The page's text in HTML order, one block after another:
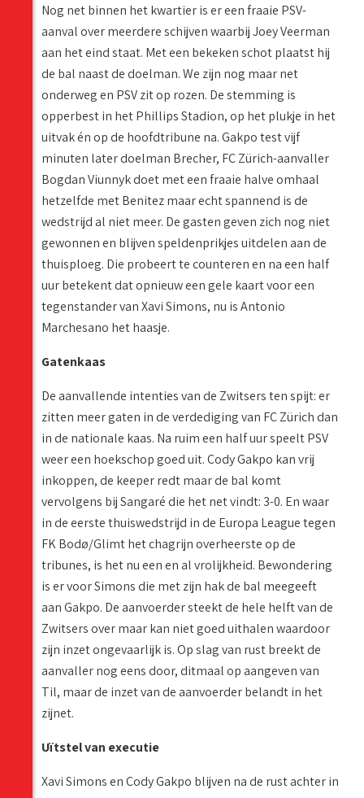
Nog net binnen het kwartier is er een fraaie PSV-
aanval over meerdere schijven waarbij Joey Veerman
aan het eind staat. Met een bekeken schot plaatst hij
de bal naast de doelman. We zijn nog maar net
onderweg en PSV zit op rozen. De stemming is
opperbest in het Phillips Stadion, op het plukje in het
uitvak én op de hoofdtribune na. Gakpo test vijf
minuten later doelman Brecher, FC Zürich-aanvaller
Bogdan Viunnyk doet met een fraaie halve omhaal
hetzelfde met Benitez maar echt spannend is de
wedstrijd al niet meer. De gasten geven zich nog niet
gewonnen en blijven speldenprikjes uitdelen aan de
thuisploeg. Die probeert te counteren en na een half
uur betekent dat opnieuw een gele kaart voor een
tegenstander van Xavi Simons, nu is Antonio
Marchesano het haasje.
Gatenkaas
De aanvallende intenties van de Zwitsers ten spijt: er
zitten meer gaten in de verdediging van FC Zürich dan
in de nationale kaas. Na ruim een half uur speelt PSV
weer een hoekschop goed uit. Cody Gakpo kan vrij
inkoppen, de keeper redt maar de bal komt
vervolgens bij Sangaré die het net vindt: 3-0. En waar
in de eerste thuiswedstrijd in de Europa League tegen
FK Bodø/Glimt het chagrijn overheerste op de
tribunes, is het nu een en al vrolijkheid. Bewondering
is er voor Simons die met zijn hak de bal meegeeft
aan Gakpo. De aanvoerder steekt de hele helft van de
Zwitsers over maar kan niet goed uithalen waardoor
zijn inzet ongevaarlijk is. Op slag van rust breekt de
aanvaller nog eens door, ditmaal op aangeven van
Til, maar de inzet van de aanvoerder belandt in het
zijnet.
Uïtstel van executie
Xavi Simons en Cody Gakpo blijven na de rust achter in